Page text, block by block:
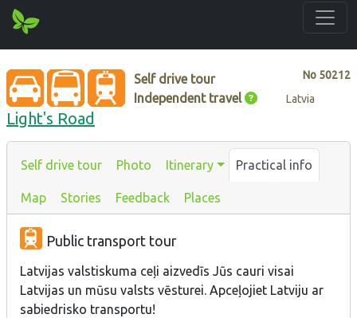
No 50212
Self drive tour
Independent travel
Latvia
Light's Road
Self drive tour Photo Itinerary Practical info
Map Stories Feedback Places
Public transport tour
Latvijas valstiskuma ceļi aizvedīs Jūs cauri visai
Latvijas un mūsu valsts vēsturei. Apceļojiet Latviju ar
sabiedrisko transportu!